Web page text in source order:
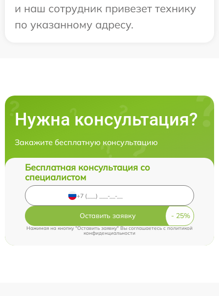
и наш сотрудник привезет технику
по указанному адресу.
Нужна консультация?
Закажите бесплатную консультацию
Бесплатная консультация со
специалистом
Оставить заявку
Нажимая на кнопку "Оставить заявку" Вы соглашаетесь c политикой
конфиденциальности